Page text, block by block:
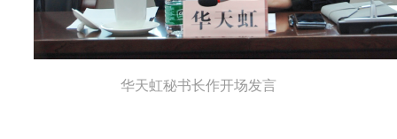
华天虹秘书长作开场发言